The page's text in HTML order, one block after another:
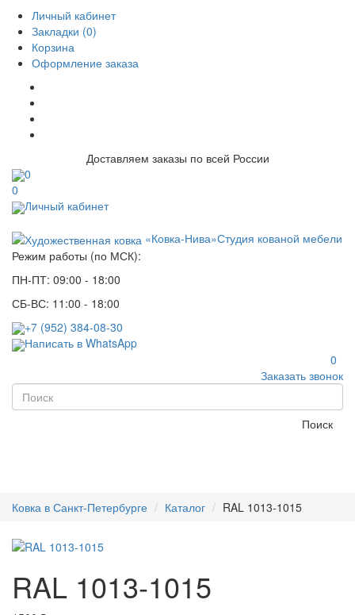
Личный кабинет
Закладки (0)
Корзина
Оформление заказа
Доставляем заказы по всей России
0
0
Личный кабинет
«Ковка-Нива»Студия кованой мебели
Режим работы (по МСК):
ПН-ПТ: 09:00 - 18:00
СБ-ВС: 11:00 - 18:00
+7 (952) 384-08-30
Написать в WhatsApp
0
Заказать звонок
Поиск
Ковка в Санкт-Петербурге Каталог RAL 1013-1015
RAL 1013-1015